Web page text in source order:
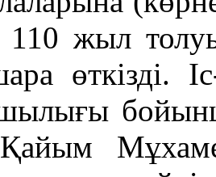
110 жыл
өткізді.